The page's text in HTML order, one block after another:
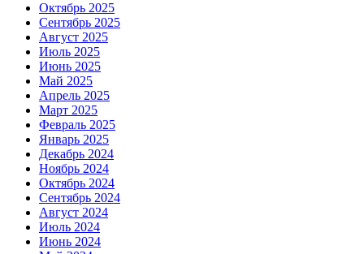
Октябрь 2025
Сентябрь 2025
Август 2025
Июль 2025
Июнь 2025
Май 2025
Апрель 2025
Март 2025
Февраль 2025
Январь 2025
Декабрь 2024
Ноябрь 2024
Октябрь 2024
Сентябрь 2024
Август 2024
Июль 2024
Июнь 2024